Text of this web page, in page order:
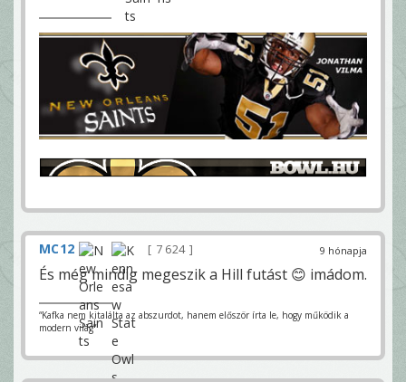
9 hónapja
MC12 7 624
És még mindig megeszik a Hill futást 😊 imádom.
“Kafka nem kitalálta az abszurdot, hanem először írta le, hogy működik a
modern világ”